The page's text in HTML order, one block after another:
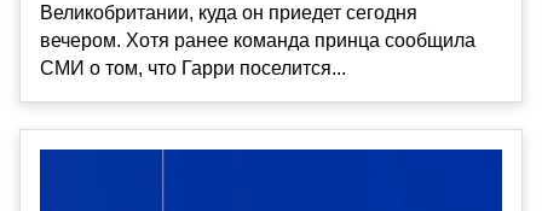
Великобритании, куда он приедет сегодня
вечером. Хотя ранее команда принца сообщила
СМИ о том, что Гарри поселится...